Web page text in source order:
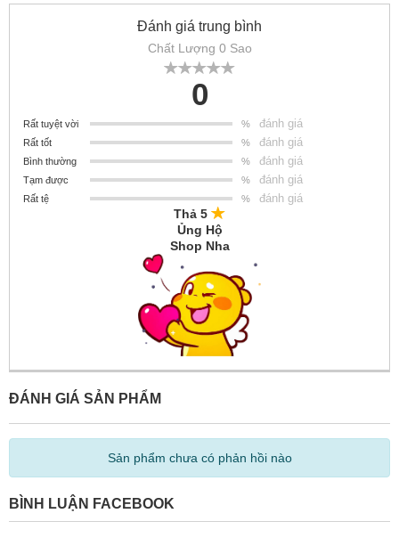
Đánh giá trung bình
Chất Lượng 0 Sao
0
Rất tuyệt vời % đánh giá
Rất tốt % đánh giá
Bình thường % đánh giá
Tạm được % đánh giá
Rất tệ % đánh giá
Thả 5
Ủng Hộ
Shop Nha
ĐÁNH GIÁ SẢN PHẨM
Sản phẩm chưa có phản hồi nào
BÌNH LUẬN FACEBOOK